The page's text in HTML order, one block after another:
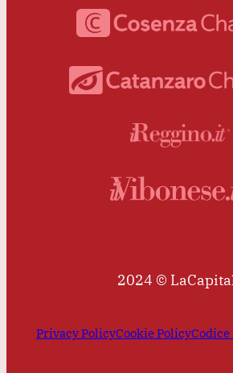
2024 ©
Privacy PolicyCookie PolicyCodice